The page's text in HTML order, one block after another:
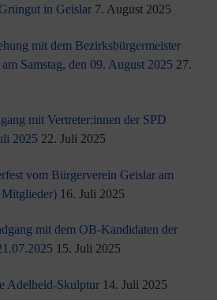
in Geislar 7. August 2025
mit dem Bezirksbürgermeister
Samstag, den 09. August 2025 27.
mit Vertreter:innen der SPD
2025 22. Juli 2025
vom Bürgerverein Geislar am
Mitglieder) 16. Juli 2025
mit dem OB-Kandidaten der
15. Juli 2025
Adelheid-Skulptur 14. Juli 2025